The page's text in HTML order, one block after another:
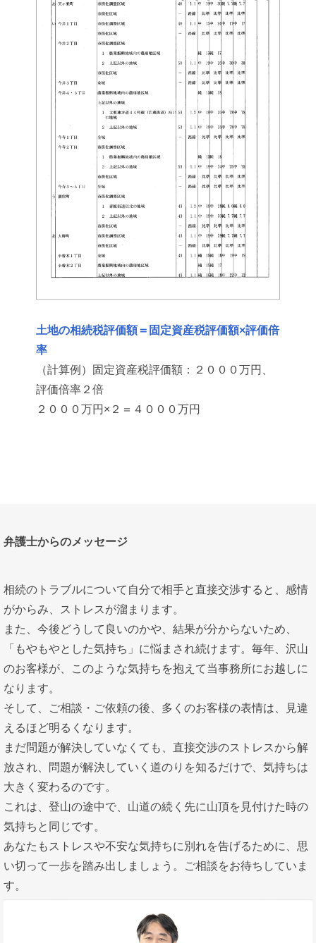
土地の相続税評価額＝固定資産税評価額×評価倍
率
（計算例）固定資産税評価額：２０００万円、
評価倍率２倍
２０００万円×２＝４０００万円
弁護士からのメッセージ
相続のトラブルについて自分で相手と直接交渉すると、感情
がからみ、ストレスが溜まります。
また、今後どうして良いのかや、結果が分からないため、
「もやもやとした気持ち」に悩まされ続けます。毎年、沢山
のお客様が、このような気持ちを抱えて当事務所にお越しに
なります。
そして、ご相談・ご依頼の後、多くのお客様の表情は、見違
えるほど明るくなります。
まだ問題が解決していなくても、直接交渉のストレスから解
放され、問題が解決していく道のりを知るだけで、気持ちは
大きく変わるのです。
これは、登山の途中で、山道の続く先に山頂を見付けた時の
気持ちと同じです。
あなたもストレスや不安な気持ちに別れを告げるために、思
い切って一歩を踏み出しましょう。ご相談をお待ちしていま
す。